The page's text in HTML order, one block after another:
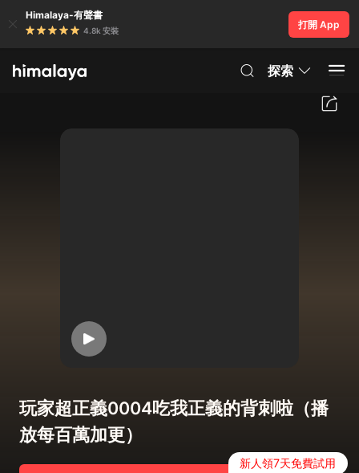
Himalaya-有聲書
4.8k 安裝
打開 App
探索
玩家超正義0004吃我正義的背刺啦（播
放每百萬加更）
新人領7天免費試用